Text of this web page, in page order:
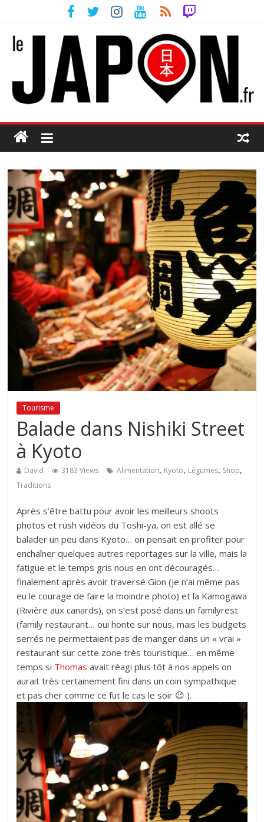
Tourisme
Balade dans Nishiki Street
à Kyoto
David 3183 Views Alimentation, Kyoto, Légumes, Shop,
Traditions
Après s’être battu pour avoir les meilleurs shoots
photos et rush vidéos du Toshi-ya, on est allé se
balader un peu dans Kyoto… on pensait en profiter pour
enchaîner quelques autres reportages sur la ville, mais la
fatigue et le temps gris nous en ont découragés…
finalement après avoir traversé Gion (je n’ai même pas
eu le courage de faire la moindre photo) et la Kamogawa
(Rivière aux canards), on s’est posé dans un familyrest
(family restaurant… oui honte sur nous, mais les budgets
serrés ne permettaient pas de manger dans un « vrai »
restaurant sur cette zone très touristique… en même
temps si Thomas avait réagi plus tôt à nos appels on
aurait très certainement fini dans un coin sympathique
et pas cher comme ce fut le cas le soir 😉 ).